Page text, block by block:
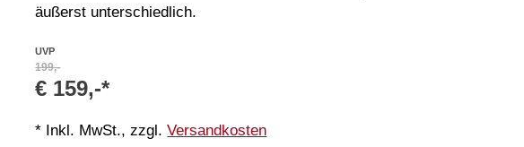
äußerst unterschiedlich.
UVP
199,-
€ 159,-*
* Inkl. MwSt., zzgl.Versandkosten